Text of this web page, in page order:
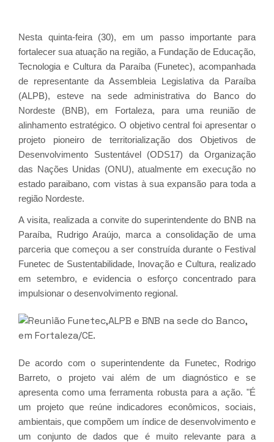
Nesta quinta-feira (30), em um passo importante para
fortalecer sua atuação na região, a Fundação de Educação,
Tecnologia e Cultura da Paraíba (Funetec), acompanhada
de representante da Assembleia Legislativa da Paraíba
(ALPB), esteve na sede administrativa do Banco do
Nordeste (BNB), em Fortaleza, para uma reunião de
alinhamento estratégico. O objetivo central foi apresentar o
projeto pioneiro de territorialização dos Objetivos de
Desenvolvimento Sustentável (ODS17) da Organização
das Nações Unidas (ONU), atualmente em execução no
estado paraibano, com vistas à sua expansão para toda a
região Nordeste.
A visita, realizada a convite do superintendente do BNB na
Paraíba, Rudrigo Araújo, marca a consolidação de uma
parceria que começou a ser construída durante o Festival
Funetec de Sustentabilidade, Inovação e Cultura, realizado
em setembro, e evidencia o esforço concentrado para
impulsionar o desenvolvimento regional.
De acordo com o superintendente da Funetec, Rodrigo
Barreto, o projeto vai além de um diagnóstico e se
apresenta como uma ferramenta robusta para a ação. "É
um projeto que reúne indicadores econômicos, sociais,
ambientais, que compõem um índice de desenvolvimento e
um conjunto de dados que é muito relevante para a